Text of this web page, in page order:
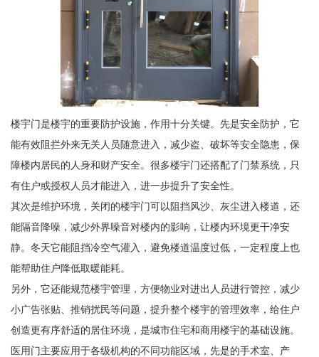
楼宇门是楼宇的重要防护设施，作用十分关键。先是安全防护，它
能有效阻拦外来无关人员随意进入，减少盗、破坏等安全隐患，保
障楼内居民的人身和财产安全。很多楼宇门还搭配了门禁系统，只
有住户或授权人员才能进入，进一步提升了安全性。
其次是维护环境，关闭的楼宇门可以阻挡风沙、灰尘进入楼道，还
能隔音降噪，减少外界噪音对楼内的影响，让楼内环境更干净安
静。冬天它能阻挡冷空气灌入，避免楼道温度过低，一定程度上也
能帮助住户降低取暖能耗。
另外，它还能规范楼宇管理，方便物业对进出人员进行管控，减少
小广告张贴、推销扰民等问题，提升整个楼宇的管理效率，给住户
创造更有序舒适的居住环境，是城市住宅和商用楼宇的基础设施。
医用门主要应用于各级机构的不同功能区域，先是的手术室、产